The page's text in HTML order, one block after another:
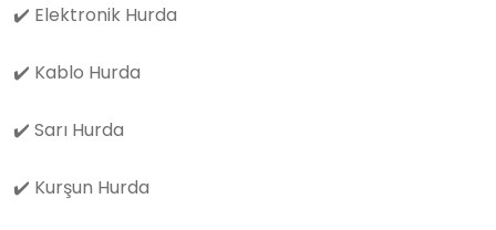
✔️ Elektronik Hurda
✔️ Kablo Hurda
✔️ Sarı Hurda
✔️ Kurşun Hurda